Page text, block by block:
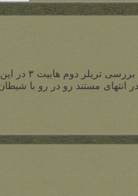
سلام،لطفا اسم موسیقی یا آلبومی که در پس زمینه قسمت بررسی تریلر دوم هابیت ۳ در این